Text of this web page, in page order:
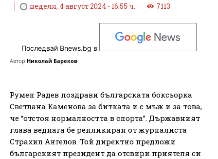
неделя, 4 август 2024 - 16:55 ч. 7113
Последвай Bnews.bg в
Автор Николай Бареков
Румен Радев поздрави българската боксьорка
Светлана Каменова за битката и с мъж и за това,
че “отстоя нормалността в спорта”. Държавният
глава веднага бе репликиран от журналиста
Страхил Ангелов. Той директно предложи
българският президент да отсвири приятеля си